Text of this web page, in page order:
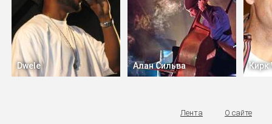
Dwele Алан Сильва Кирк
Лента О сайте